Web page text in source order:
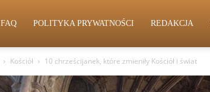
FAQ POLITYKA PRYWATNOŚCI REDAKCJA
Kościół 10 chrześcijanek, które zmieniły Kościół i świat